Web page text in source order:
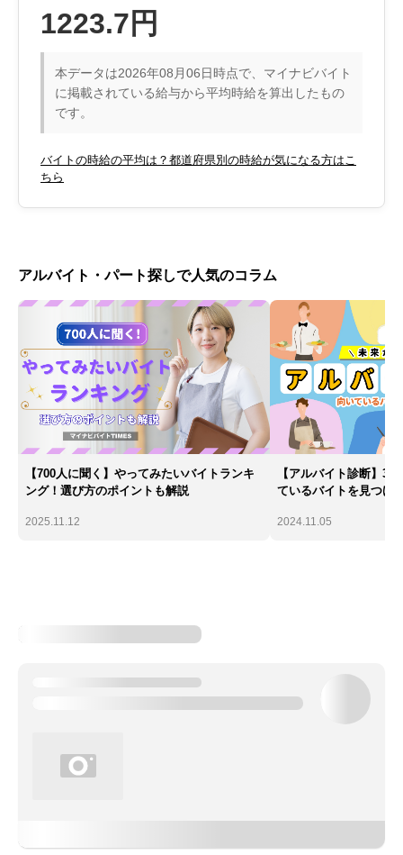
1223.7円
本データは2026年08月06日時点で、マイナビバイト
に掲載されている給与から平均時給を算出したもの
です。
バイトの時給の平均は？都道府県別の時給が気になる方はこ
ちら
アルバイト・パート探しで人気のコラム
【700人に聞く】やってみたいバイトランキ
ング！選び方のポイントも解説
2025.11.12
【アルバイト診断】
ているバイトを見つけ
2024.11.05